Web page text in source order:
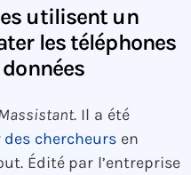
utilisent un
les téléphones
Il a été
chercheurs en
Édité par l’entreprise